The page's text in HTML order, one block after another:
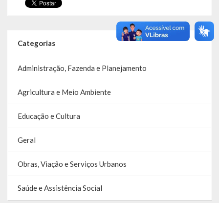
Categorias
Administração, Fazenda e Planejamento
Agricultura e Meio Ambiente
Educação e Cultura
Geral
Obras, Viação e Serviços Urbanos
Saúde e Assistência Social